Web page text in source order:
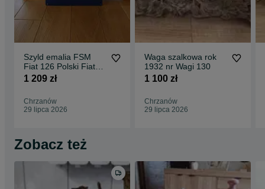
Szyld emalia FSM
Fiat 126 Polski Fiat
Proporczyk Fiat 126
1 209 zł
Chrzanów
29 lipca 2026
Waga szalkowa rok
1932 nr Wagi 130
1 100 zł
Chrzanów
29 lipca 2026
Zobacz też